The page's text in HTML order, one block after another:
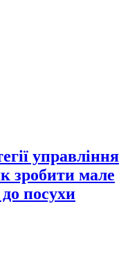
управління
зробити мале
посухи